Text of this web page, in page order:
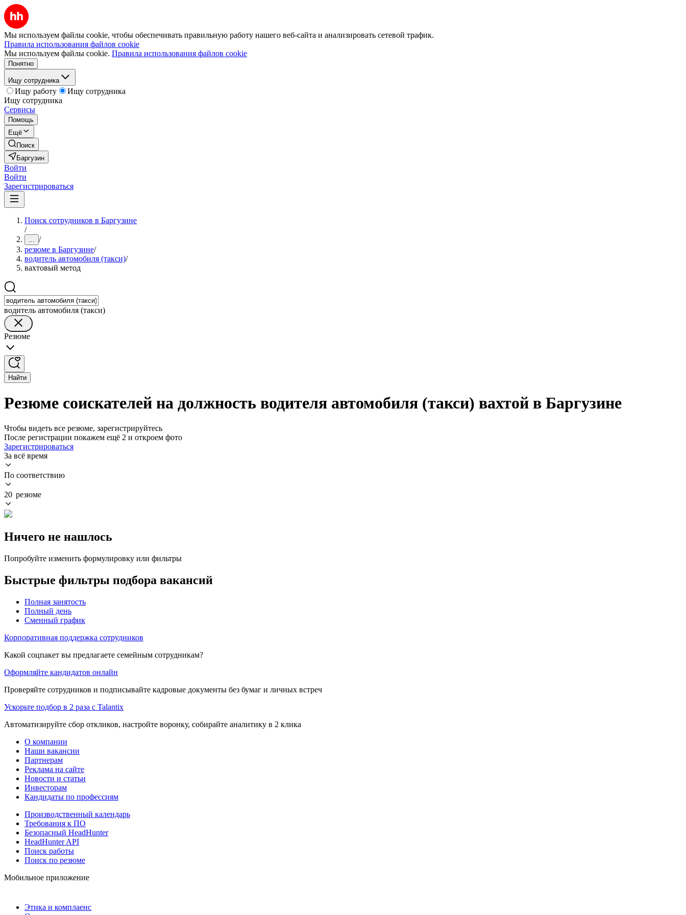
Мы используем файлы cookie, чтобы обеспечивать правильную работу нашего веб-сайта и анализировать сетевой трафик.
Правила использования файлов cookie
Мы используем файлы cookie. Правила использования файлов cookie
Понятно
Ищу сотрудника
Ищу работу
Ищу сотрудника
Ищу сотрудника
Сервисы
Помощь
Ещё
Поиск
Баргузин
Войти
Войти
Зарегистрироваться
Поиск сотрудников в Баргузине
/
... /
резюме в Баргузине/
водитель автомобиля (такси)/
вахтовый метод
водитель автомобиля (такси)
Резюме
Найти
Резюме соискателей на должность водителя автомобиля (такси) вахтой в Баргузине
Чтобы видеть все резюме, зарегистрируйтесь
После регистрации покажем ещё 2 и откроем фото
Зарегистрироваться
За всё время
По соответствию
20 резюме
Ничего не нашлось
Попробуйте изменить формулировку или фильтры
Быстрые фильтры подбора вакансий
Полная занятость
Полный день
Сменный график
Корпоративная поддержка сотрудников
Какой соцпакет вы предлагаете семейным сотрудникам?
Оформляйте кандидатов онлайн
Проверяйте сотрудников и подписывайте кадровые документы без бумаг и личных встреч
Ускорьте подбор в 2 раза с Talantix
Автоматизируйте сбор откликов, настройте воронку, собирайте аналитику в 2 клика
О компании
Наши вакансии
Партнерам
Реклама на сайте
Новости и статьи
Инвесторам
Кандидаты по профессиям
Производственный календарь
Требования к ПО
Безопасный HeadHunter
HeadHunter API
Поиск работы
Поиск по резюме
Мобильное приложение
Этика и комплаенс